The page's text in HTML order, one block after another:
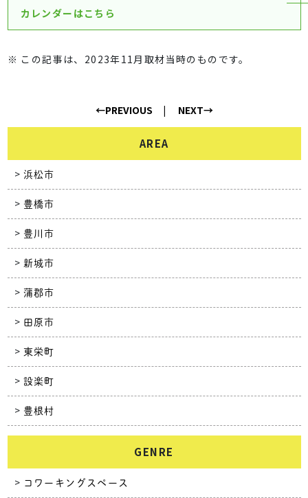
カレンダーはこちら
※ この記事は、2023年11月取材当時のものです。
←PREVIOUS NEXT→
AREA
浜松市
豊橋市
豊川市
新城市
蒲郡市
田原市
東栄町
設楽町
豊根村
GENRE
コワーキングスペース